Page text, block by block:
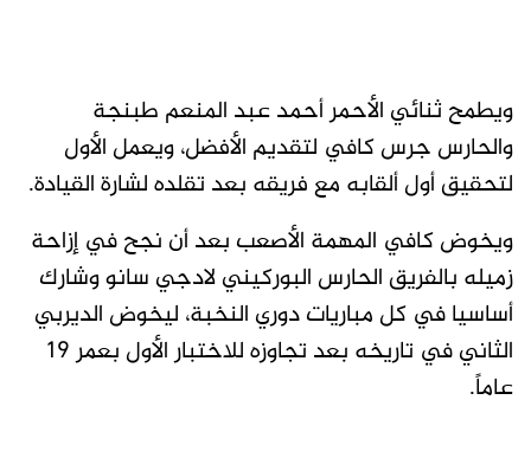
ويطمح ثنائي الأحمر أحمد عبد المنعم طبنجة
والحارس جرس كافي لتقديم الأفضل، ويعمل الأول
لتحقيق أول ألقابه مع فريقه بعد تقلده لشارة القيادة.
ويخوض كافي المهمة الأصعب بعد أن نجح في إزاحة
زميله بالفريق الحارس البوركيني لادجي سانو وشارك
أساسيا في كل مباريات دوري النخبة، ليخوض الديربي
الثاني في تاريخه بعد تجاوزه للاختبار الأول بعمر 19
عاماً.